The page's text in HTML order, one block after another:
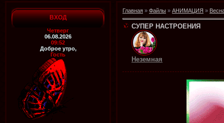
ВХОД
Четверг
06.08.2026
09:52
Доброе утро,
Гость
Главная » Файлы » АНИМАЦИЯ »
СУПЕР НАСТРОЕНИЯ
Неземная